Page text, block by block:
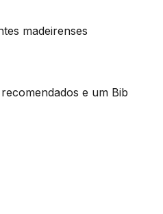
madeirenses
e um Bib